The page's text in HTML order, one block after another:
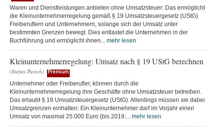
Waren und Dienstleistungen anbieten ohne Umsatzsteuer: Das ermöglicht
die Kleinunternehmerregelung gemäß § 19 Umsatzsteuergesetz (UStG)
Freiberuflern und Unternehmern, solange sich der Umsatz unter
bestimmten Grenzen bewegt. Dies entlastet die Unternehmen in der
Buchführung und ermöglicht ihnen... mehr lesen
Kleinunternehmerregelung: Umsatz nach § 19 UStG berechnen
(Stefan Parsch) Premium
Unternehmer oder Freiberufler, können durch die
Kleinunternehmerregelung ihre Geschäfte ohne Umsatzsteuer betreiben.
Das erlaubt § 19 Umsatzsteuergesetz (UStG). Allerdings müssen sie dabei
Umsatzgrenzen einhalten: Ein Kleinunternehmer darf im Vorjahr einen
Umsatz von maximal 25.000 Euro (bis 2019:... mehr lesen